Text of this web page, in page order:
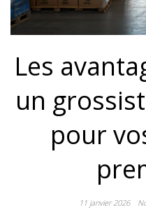
Les
un
pour
11 janvier 2026